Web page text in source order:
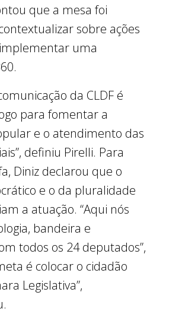
que a mesa foi
sobre ações
uma
da CLDF é
para fomentar a
e o atendimento das
definiu Pirelli. Para
Diniz declarou que o
e o da pluralidade
a atuação. “Aqui nós
bandeira e
todos os 24 deputados”,
é colocar o cidadão
Legislativa”,